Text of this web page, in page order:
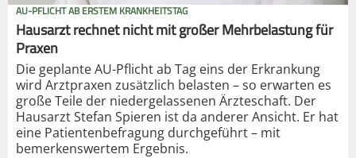
AU-PFLICHT AB ERSTEM KRANKHEITSTAG
Hausarzt rechnet nicht mit großer Mehrbelastung für
Praxen
Die geplante AU-Pflicht ab Tag eins der Erkrankung
wird Arztpraxen zusätzlich belasten – so erwarten es
große Teile der niedergelassenen Ärzteschaft. Der
Hausarzt Stefan Spieren ist da anderer Ansicht. Er hat
eine Patientenbefragung durchgeführt – mit
bemerkenswertem Ergebnis.